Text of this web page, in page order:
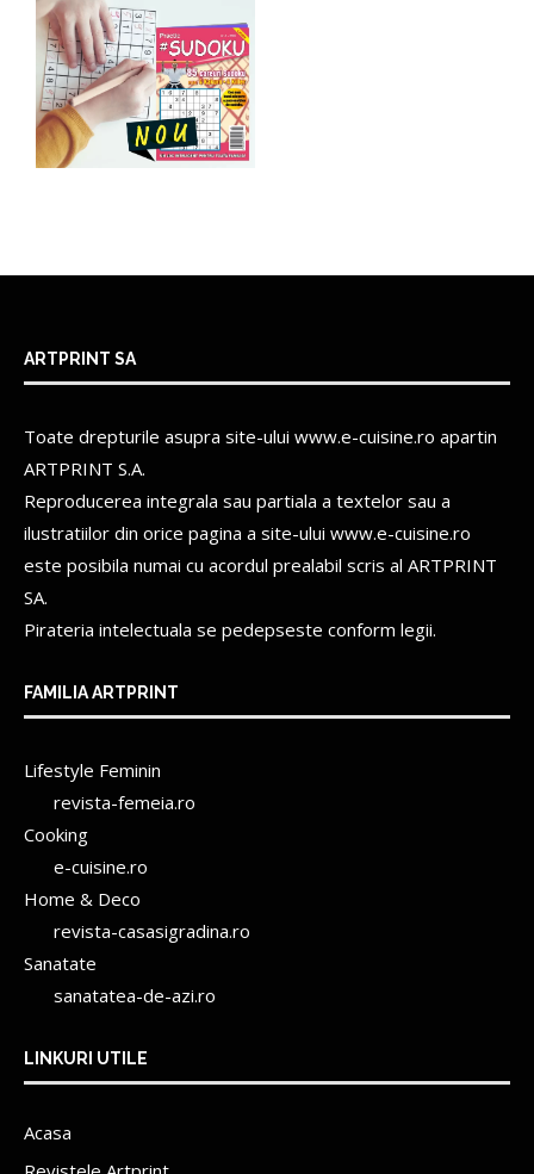
ARTPRINT SA
Toate drepturile asupra site-ului www.e-cuisine.ro apartin
ARTPRINT S.A.
Reproducerea integrala sau partiala a textelor sau a
ilustratiilor din orice pagina a site-ului www.e-cuisine.ro
este posibila numai cu acordul prealabil scris al ARTPRINT
SA.
Pirateria intelectuala se pedepseste conform legii.
FAMILIA ARTPRINT
Lifestyle Feminin
revista-femeia.ro
Cooking
e-cuisine.ro
Home & Deco
revista-casasigradina.ro
Sanatate
sanatatea-de-azi.ro
LINKURI UTILE
Acasa